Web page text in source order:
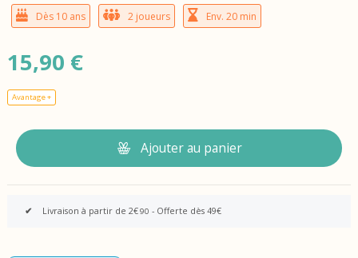
Dès 10 ans 2 joueurs Env. 20 min
15,90 €
Avantage +
Ajouter au panier
✔ Livraison à partir de 2€90 - Offerte dès 49€